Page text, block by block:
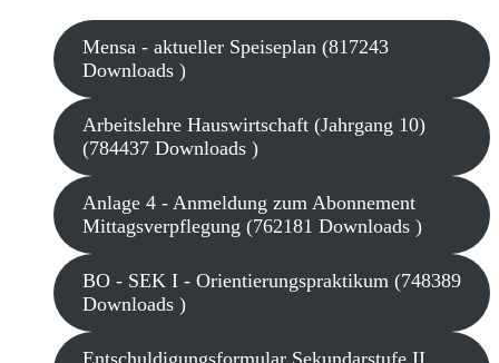
Mensa - aktueller Speiseplan (817243
Downloads )
Arbeitslehre Hauswirtschaft (Jahrgang 10)
(784437 Downloads )
Anlage 4 - Anmeldung zum Abonnement
Mittagsverpflegung (762181 Downloads )
BO - SEK I - Orientierungspraktikum (748389
Downloads )